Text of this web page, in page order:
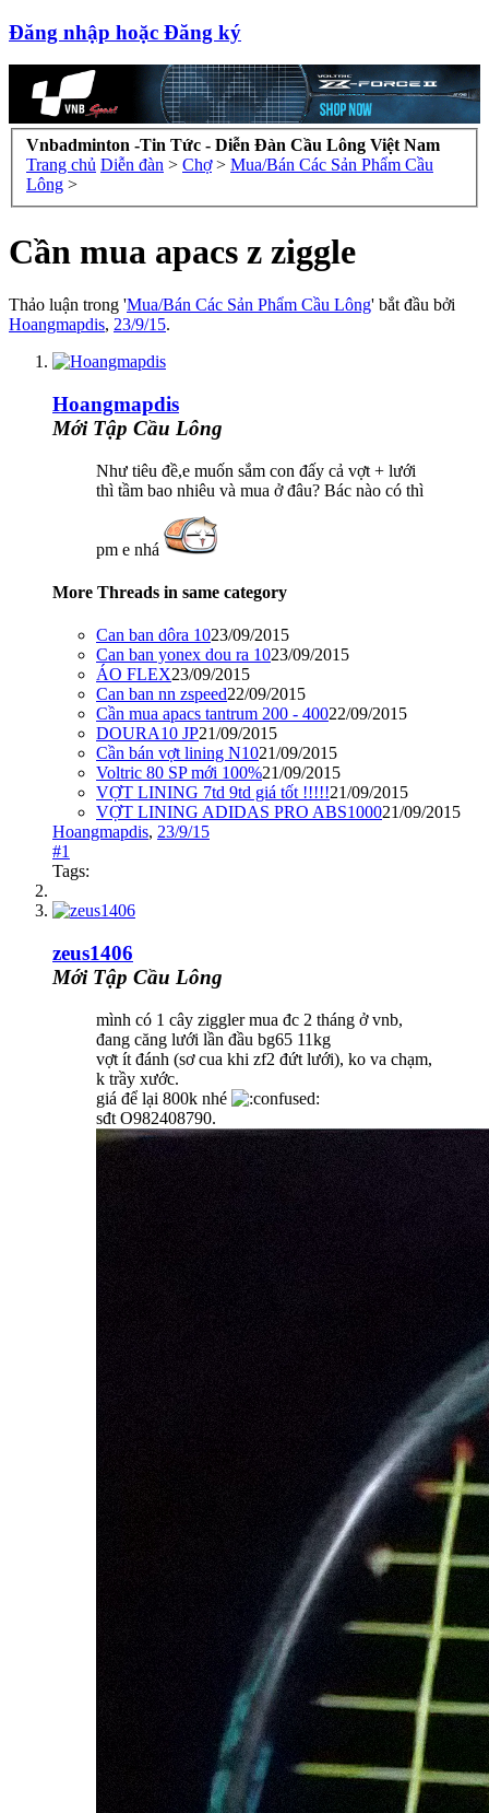
Đăng nhập hoặc Đăng ký
Vnbadminton -Tin Tức - Diễn Đàn Cầu Lông Việt Nam
Trang chủ Diễn đàn > Chợ > Mua/Bán Các Sản Phẩm Cầu
Lông >
Cần mua apacs z ziggle
Thảo luận trong 'Mua/Bán Các Sản Phẩm Cầu Lông' bắt đầu bởi
Hoangmapdis, 23/9/15.
Hoangmapdis
Mới Tập Cầu Lông
Như tiêu đề,e muốn sắm con đấy cả vợt + lưới
thì tầm bao nhiêu và mua ở đâu? Bác nào có thì
pm e nhá
More Threads in same category
Can ban dôra 1023/09/2015
Can ban yonex dou ra 1023/09/2015
ÁO FLEX23/09/2015
Can ban nn zspeed22/09/2015
Cần mua apacs tantrum 200 - 40022/09/2015
DOURA10 JP21/09/2015
Cần bán vợt lining N1021/09/2015
Voltric 80 SP mới 100%21/09/2015
VỢT LINING 7td 9td giá tốt !!!!!21/09/2015
VỢT LINING ADIDAS PRO ABS100021/09/2015
Hoangmapdis, 23/9/15
#1
Tags:
zeus1406
Mới Tập Cầu Lông
mình có 1 cây ziggler mua đc 2 tháng ở vnb,
đang căng lưới lần đầu bg65 11kg
vợt ít đánh (sơ cua khi zf2 đứt lưới), ko va chạm,
k trầy xước.
giá để lại 800k nhé
sđt O982408790.